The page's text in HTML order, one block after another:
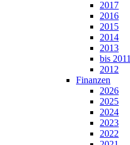
2017
2016
2015
2014
2013
bis 2011
2012
Finanzen
2026
2025
2024
2023
2022